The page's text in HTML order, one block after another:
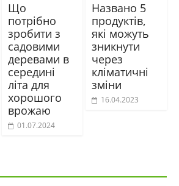
Що
потрібно
зробити з
садовими
деревами в
середині
літа для
хорошого
врожаю
01.07.2024
Названо 5
продуктів,
які можуть
зникнути
через
кліматичні
зміни
16.04.2023